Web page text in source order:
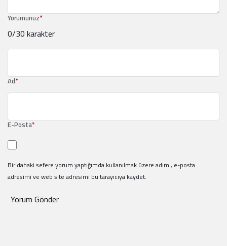
Yorumunuz*
0/30 karakter
Ad*
E-Posta*
Bir dahaki sefere yorum yaptığımda kullanılmak üzere adımı, e-posta
adresimi ve web site adresimi bu tarayıcıya kaydet.
Yorum Gönder